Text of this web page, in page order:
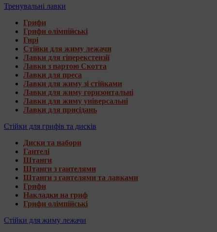
Тренувальні лавки
Грифи
Грифи олімпійські
Гирі
Стійки для жиму лежачи
Лавки для гіперекстензії
Лавки з партою Скотта
Лавки для преса
Лавки для жиму зі стійками
Лавки для жиму горизонтальні
Лавки для жиму універсальні
Лавки для присідань
Стійки для грифів та дисків
Диски та набори
Гантелі
Штанги
Штанги з гантелями
Штанги з гантелями та лавками
Грифи
Накладки на гриф
Грифи олімпійські
Стійки для жиму лежачи